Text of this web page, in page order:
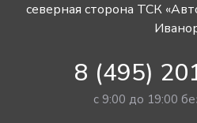
северная сторона ТСК
8 (495)
с 9:00 до 19:00